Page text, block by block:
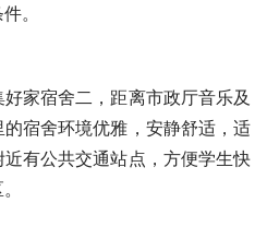
。
家宿舍二，距离市政厅音乐及
宿舍环境优雅，安静舒适，适
有公共交通站点，方便学生快